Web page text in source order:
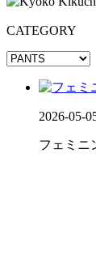
CATEGORY
2026-05-
フェミニ